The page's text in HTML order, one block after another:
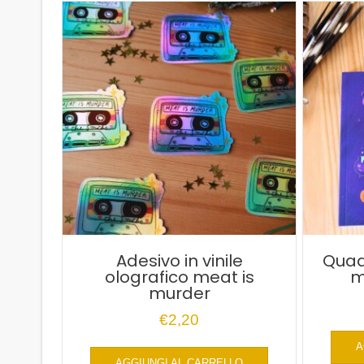
Adesivo in vinile
olografico meat is
murder
€2,20